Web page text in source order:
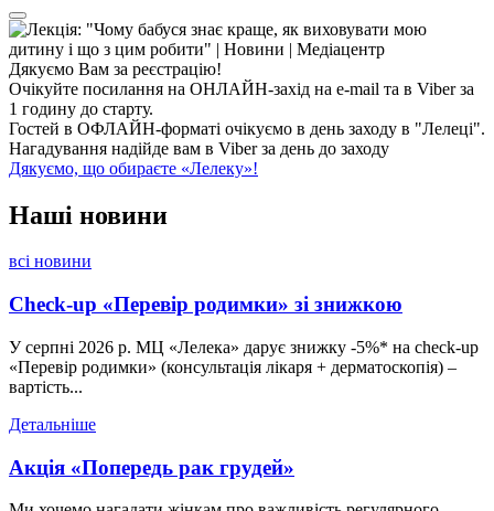
Дякуємо Вам за реєстрацію!
Очікуйте посилання на ОНЛАЙН-захід на e-mail та в Viber за
1 годину до старту.
Гостей в ОФЛАЙН-форматі очікуємо в день заходу в "Лелеці".
Нагадування надійде вам в Viber за день до заходу
Дякуємо, що обираєте «Лелеку»!
Наші новини
всі новини
Check-up «Перевір родимки» зі знижкою
У серпні 2026 р. МЦ «Лелека» дарує знижку -5%* на check-up
«Перевір родимки» (консультація лікаря + дерматоскопія) –
вартість...
Детальніше
Акція «Попередь рак грудей»